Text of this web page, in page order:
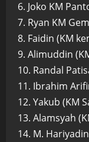
6. Joko KM
7. Ryan KM
8. Faidin (KM
9. Alimuddin
10. Randal
11. Ibrahim
12. Yakub (KM
13. Alamsyah
14. M.